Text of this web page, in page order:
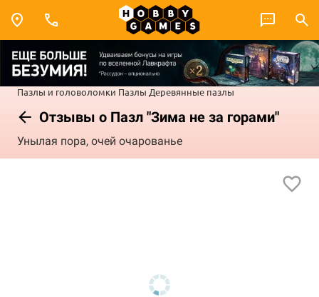
Пазлы и головоломки Пазлы Деревянные пазлы
Отзывы о Пазл "Зима не за горами"
Унылая пора, очей очарованье